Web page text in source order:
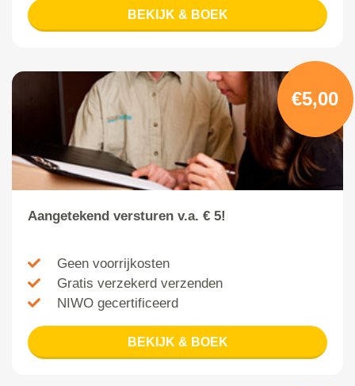
BEKIJK & BOEK
€5,00
Aangetekend versturen v.a. € 5!
Geen voorrijkosten
Gratis verzekerd verzenden
NIWO gecertificeerd
BEKIJK & BOEK